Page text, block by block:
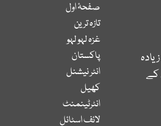
کے
صفحۂ اول
تازہ ترین
غزہ لہو لہو
پاکستان
انٹر نیشنل
کھیل
انٹرٹینمنٹ
لائف اسٹائل